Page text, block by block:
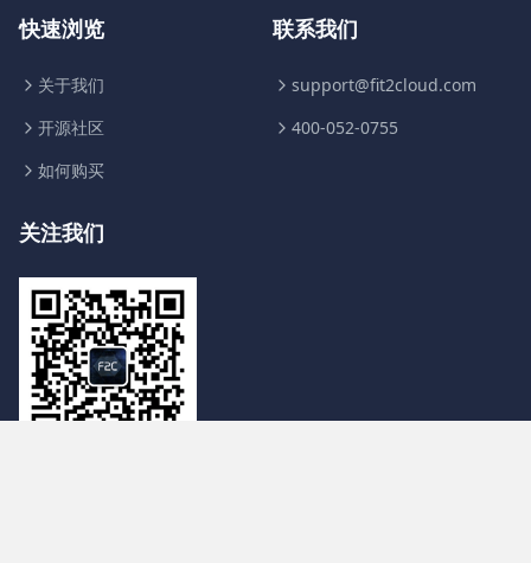
快速浏览
关于我们
开源社区
如何购买
联系我们
support@fit2cloud.com
400-052-0755
关注我们